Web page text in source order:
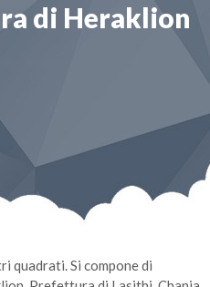
di Heraklion
quadrati. Si compone di